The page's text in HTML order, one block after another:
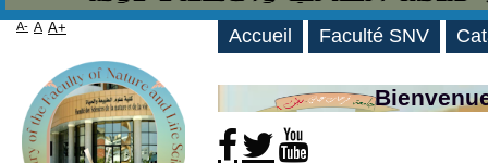
Accueil Faculté SNV
A- A A+